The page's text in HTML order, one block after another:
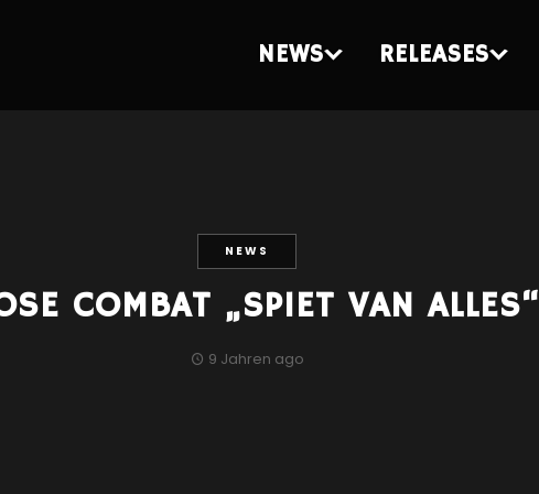
NEWS RELEASES
NEWS
COMBAT „SPIET VAN ALLES“
9 Jahren ago